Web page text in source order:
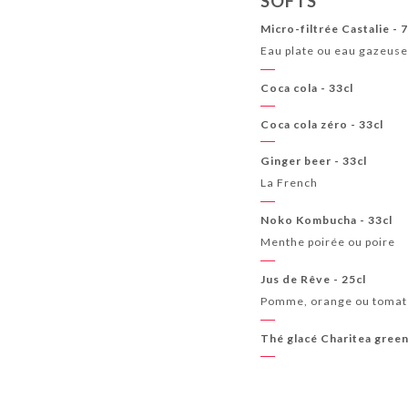
Micro-filtrée Castalie -
Eau plate ou eau gazeuse
Coca cola - 33cl
Coca cola zéro - 33cl
Ginger beer - 33cl
La French
Noko Kombucha - 33cl
Menthe poirée ou poire
Jus de Rêve - 25cl
Pomme, orange ou
Thé glacé Charitea green